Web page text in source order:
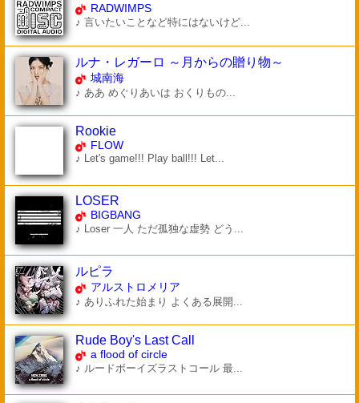
RADWIMPS
♪ 言いたいことなど特にはないけど...
ルナ・レガーロ ～月からの贈り物～
城南海
♪ ああ めぐりあいは おくりもの...
Rookie
FLOW
♪ Let's game!!! Play ball!!! Let...
LOSER
BIGBANG
♪ Loser 一人 ただ孤独な虚勢 どう...
ルピラ
アルストロメリア
♪ ありふれた始まり よくある展開...
Rude Boy's Last Call
a flood of circle
♪ ルードボーイズラストコール 最...